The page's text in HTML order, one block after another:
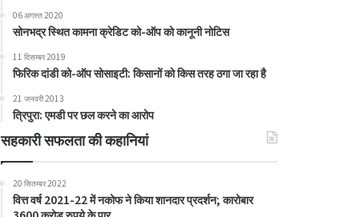
06 अगस्त 2020
सोनभद्र स्थित कामना क्रेडिट को-ऑप को कानूनी नोटिस
11 दिसम्बर 2019
फिरिक दांडी को-ऑप सोसाइटी: किसानों को किस तरह ठगा जा रहा है
21 जनवरी 2013
त्रिपुरा: एमडी पर छल करने का आरोप
सहकारी सफलता की कहानियां
20 सितम्बर 2022
वित्त वर्ष 2021-22 में नकोफ ने किया शानदार प्रदर्शन; कारोबार